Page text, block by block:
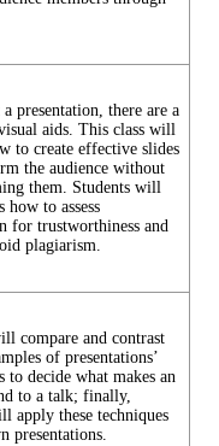
presentation, there are a
aids. This class will
to create effective slides
the audience without
them. Students will
how to assess
for trustworthiness and
plagiarism.
compare and contrast
of presentations’
to decide what makes an
to a talk; finally,
apply these techniques
presentations.